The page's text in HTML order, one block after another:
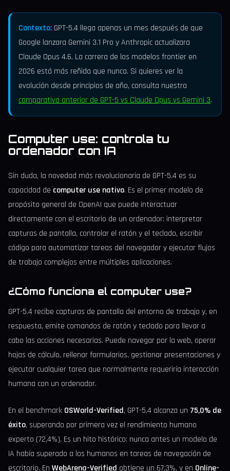
Contexto: GPT-5.4 llega apenas un mes después de que
Google lanzara Gemini 3.1 Pro y Anthropic actualizara
Claude Opus 4.6. La carrera de los modelos frontier en
2026 está más reñida que nunca. Si quieres ver la
evolución desde principios de año, consulta nuestra
comparativa anterior de GPT-5 vs Claude Opus vs Gemini 3.
Computer use: controla tu
ordenador con IA
Sin duda, la novedad más revolucionaria de GPT-5.4 es su
capacidad de computer use nativo. Es el primer modelo de
propósito general de OpenAI que puede interactuar
directamente con el escritorio de un ordenador: interpretar
capturas de pantalla, controlar el ratón y el teclado, escribir
código para automatizar tareas del navegador y ejecutar flujos
de trabajo complejos entre múltiples aplicaciones.
¿Cómo funciona el computer use?
GPT-5.4 recibe capturas de pantalla del entorno de trabajo y, en
respuesta, emite comandos de ratón y teclado para llevar a
cabo las acciones necesarias. Puede navegar por la web, operar
hojas de cálculo, rellenar formularios, gestionar presentaciones y
ejecutar cualquier tarea que normalmente requeriría interacción
humana con un ordenador.
En el benchmark OSWorld-Verified, GPT-5.4 alcanza un 75,0% de
éxito, superando por primera vez el rendimiento humano
experto (72,4%). Es un hito histórico: nunca antes un modelo de
IA había superado a los humanos en tareas de navegación de
escritorio. En WebArena-Verified obtiene un 67,3%, y en Online-